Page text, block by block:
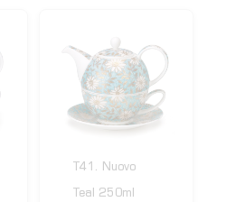
T41. Nuovo
Teal 250ml